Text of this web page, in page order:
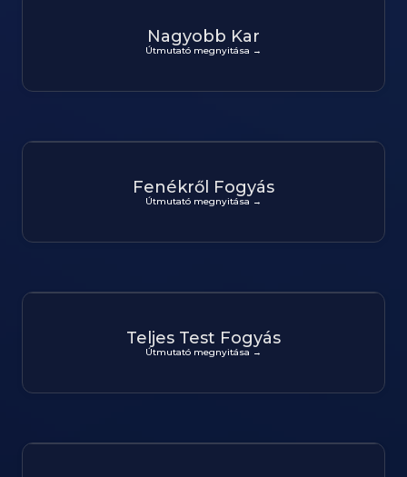
Nagyobb Kar
Útmutató megnyitása →
Fenékről Fogyás
Útmutató megnyitása →
Teljes Test Fogyás
Útmutató megnyitása →